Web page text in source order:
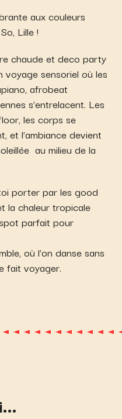
aux couleurs
Lille !
chaude et deco party
voyage sensoriel où les
afrobeat
s’entrelacent. Les
les corps se
et l’ambiance devient
au milieu de la
porter par les good
la chaleur tropicale
parfait pour
où l’on danse sans
fait voyager.